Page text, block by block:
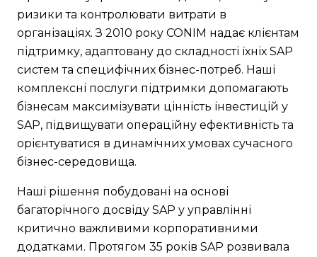
ризики та контролювати витрати в
організаціях. З 2010 року CONIM надає клієнтам
підтримку, адаптовану до складності їхніх SAP
систем та специфічних бізнес-потреб. Наші
комплексні послуги підтримки допомагають
бізнесам максимізувати цінність інвестицій у
SAP, підвищувати операційну ефективність та
орієнтуватися в динамічних умовах сучасного
бізнес-середовища.
Наші рішення побудовані на основі
багаторічного досвіду SAP у управлінні
критично важливими корпоративними
додатками. Протягом 35 років SAP розвивала